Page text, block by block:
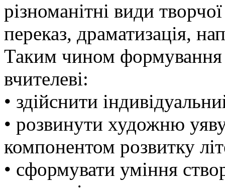
різноманітні види
переказ, драматизація,
Таким чином формування
вчителеві:
• здійснити
• розвинути художню
компонентом розвитку
• сформувати уміння